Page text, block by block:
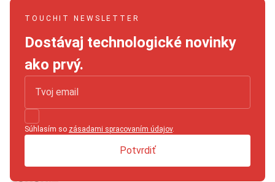
TOUCHIT NEWSLETTER
Dostávaj technologické novinky
ako prvý.
Súhlasím so zásadami spracovaním údajov.
Potvrdiť